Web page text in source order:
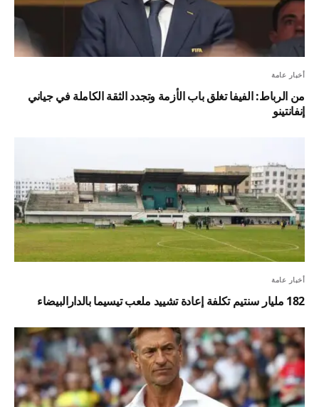
أخبار عامة
من الرباط: الفيفا تغلق باب الأزمة وتجدد الثقة الكاملة في جياني
إنفانتينو
أخبار عامة
182 مليار سنتيم تكلفة إعادة تشييد ملعب تيسيما بالدارالبيضاء